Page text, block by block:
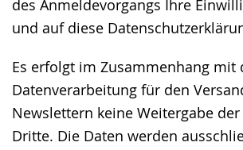
des Anmeldevorgangs Ihre
und auf diese
Es erfolgt im Zusammenhang mit
Datenverarbeitung für den
Newslettern keine Weitergabe
Dritte. Die Daten werden